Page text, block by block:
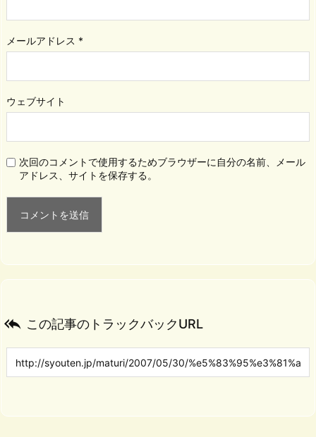
メールアドレス *
ウェブサイト
次回のコメントで使用するためブラウザーに自分の名前、メール
アドレス、サイトを保存する。
 この記事のトラックバックURL